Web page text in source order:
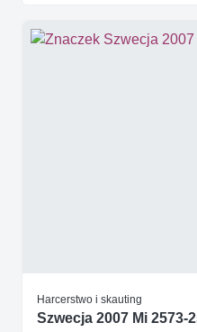
Harcerstwo i skauting
Szwecja 2007 Mi 2573-